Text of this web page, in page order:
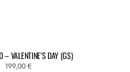
– VALENTINE’S DAY (GS)
199,00 €